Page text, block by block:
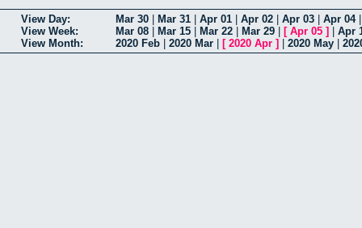
View Day: Mar 30 Mar 31 Apr 01 Apr 02 Apr 03 Apr 04
View Week:
Mar 08 Mar 15 Mar 22 Mar 29 [ Apr 05 ]
Apr
View Month:
2020 Feb 2020 Mar [ 2020 Apr ] 2020 May